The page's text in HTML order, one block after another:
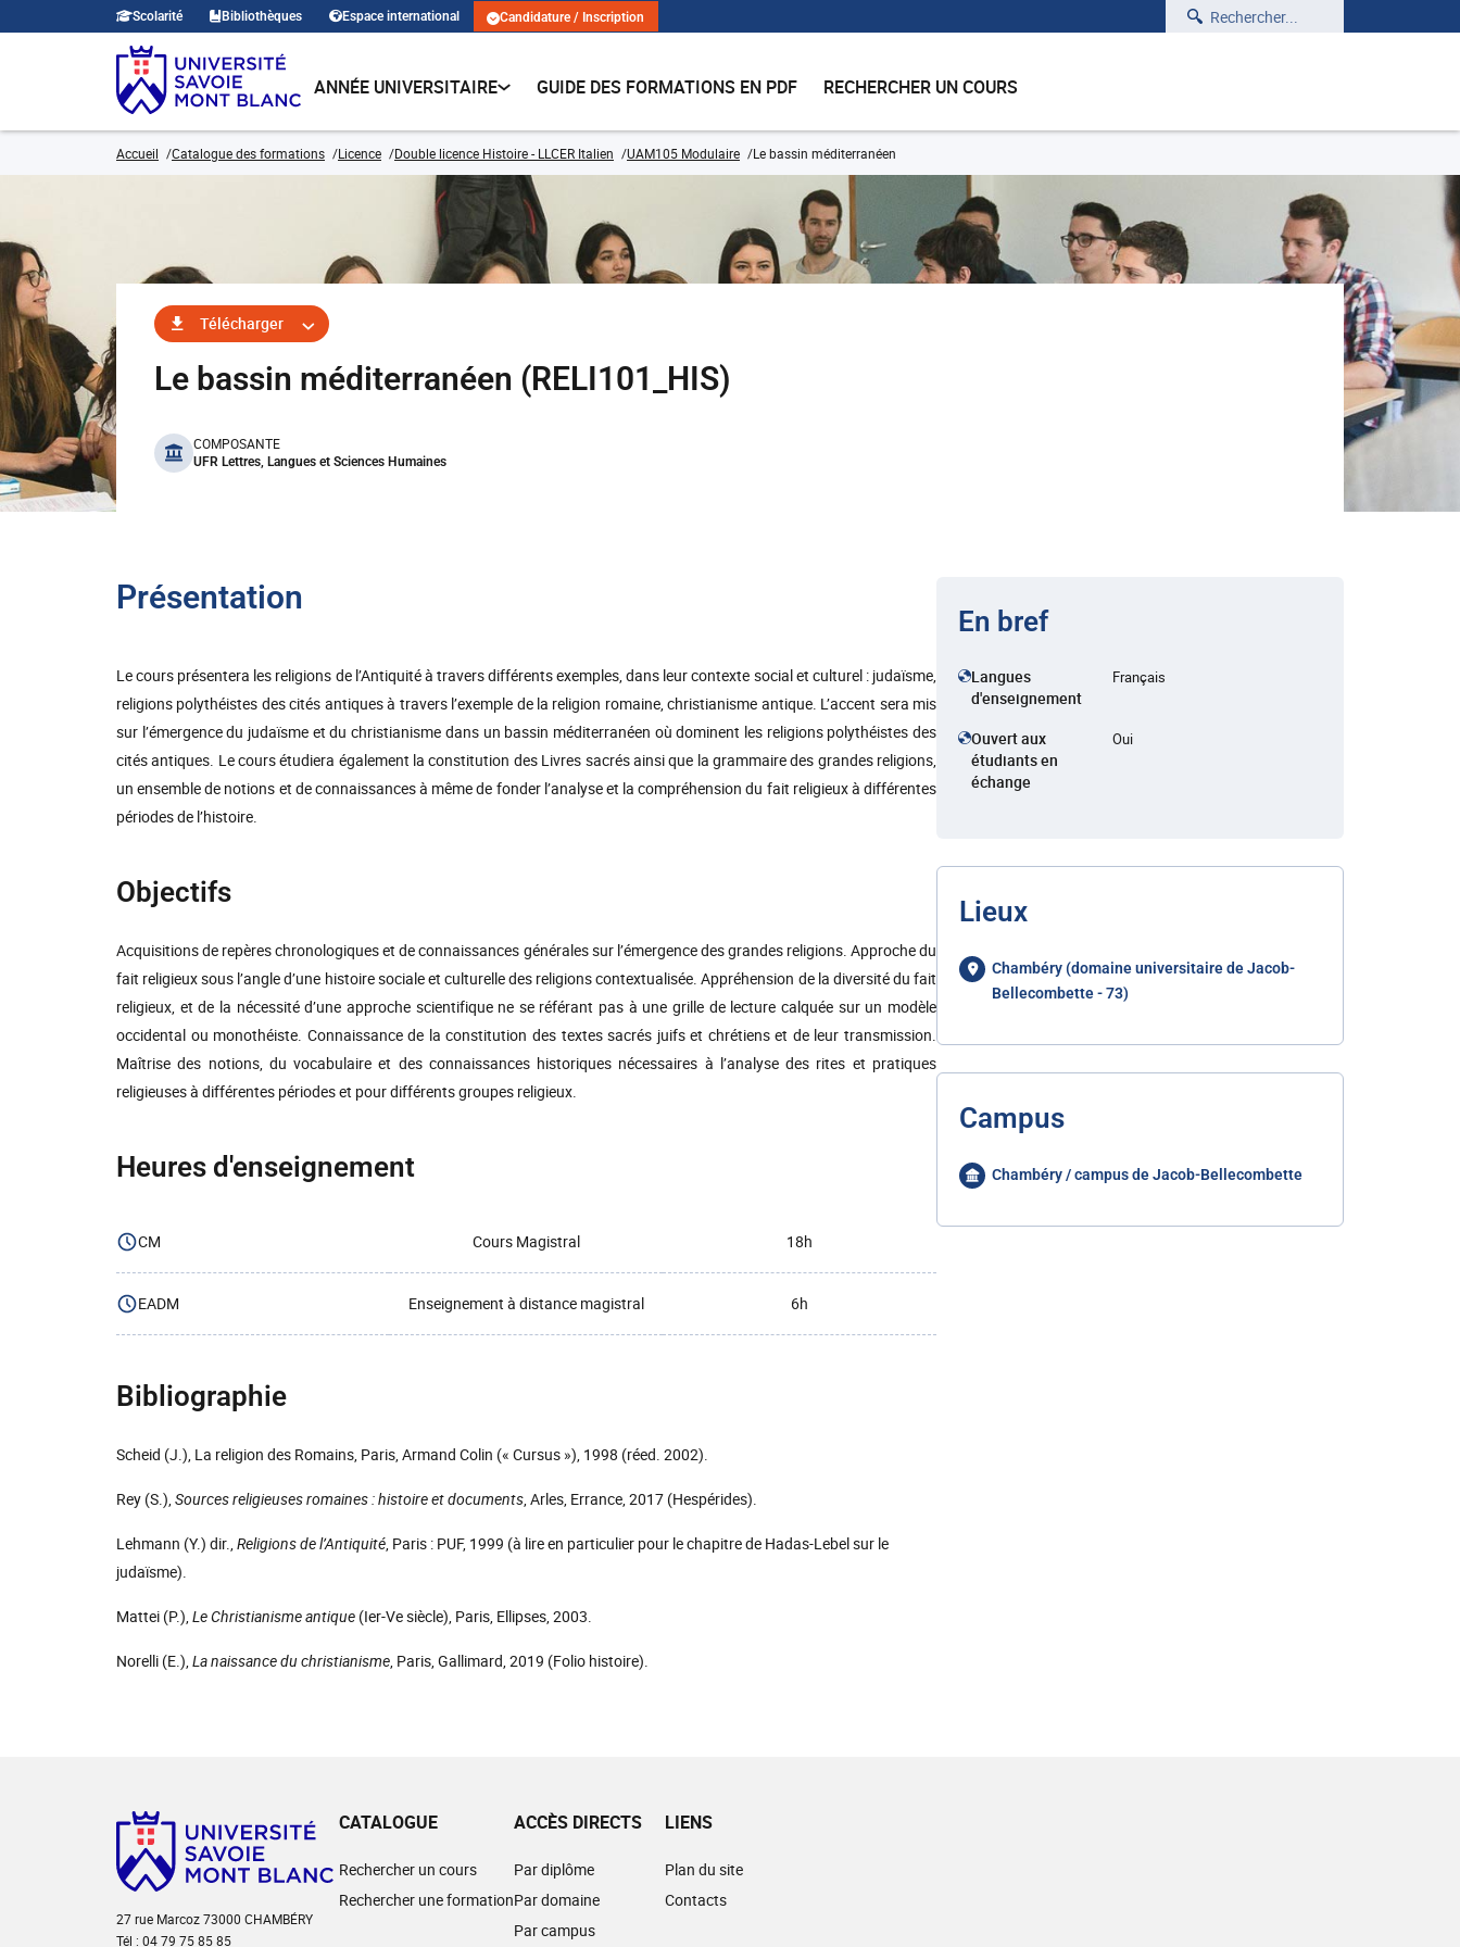
Scolarité Bibliothèques Espace international Candidature / Inscription Rechercher
ANNÉE UNIVERSITAIRE GUIDE DES FORMATIONS EN PDF RECHERCHER UN COURS
Accueil Catalogue des formations Licence Double licence Histoire - LLCER Italien UAM105 Modulaire Le bassin méditerranéen
Télécharger
Le bassin méditerranéen (RELI101_HIS)
benefits
COMPOSANTE
UFR Lettres, Langues et Sciences Humaines
Présentation
Le cours présentera les religions de l’Antiquité à travers différents exemples, dans leur contexte social et culturel : judaïsme,
religions polythéistes des cités antiques à travers l’exemple de la religion romaine, christianisme antique. L’accent sera mis
sur l’émergence du judaïsme et du christianisme dans un bassin méditerranéen où dominent les religions polythéistes des
cités antiques. Le cours étudiera également la constitution des Livres sacrés ainsi que la grammaire des grandes religions,
un ensemble de notions et de connaissances à même de fonder l’analyse et la compréhension du fait religieux à différentes
périodes de l’histoire.
Objectifs
Acquisitions de repères chronologiques et de connaissances générales sur l’émergence des grandes religions. Approche du
fait religieux sous l’angle d’une histoire sociale et culturelle des religions contextualisée. Appréhension de la diversité du fait
religieux, et de la nécessité d’une approche scientifique ne se référant pas à une grille de lecture calquée sur un modèle
occidental ou monothéiste. Connaissance de la constitution des textes sacrés juifs et chrétiens et de leur transmission.
Maîtrise des notions, du vocabulaire et des connaissances historiques nécessaires à l’analyse des rites et pratiques
religieuses à différentes périodes et pour différents groupes religieux.
Heures d'enseignement
CM Cours Magistral 18h
EADM Enseignement à distance magistral 6h
Bibliographie
Scheid (J.), La religion des Romains, Paris, Armand Colin (« Cursus »), 1998 (réed. 2002).
Rey (S.),Sources religieuses romaines : histoire et documents, Arles, Errance, 2017 (Hespérides).
Lehmann (Y.) dir.,Religions de l’Antiquité, Paris : PUF, 1999 (à lire en particulier pour le chapitre de Hadas-Lebel sur le
judaïsme).
Mattei (P.),Le Christianisme antique (Ier-Ve siècle), Paris, Ellipses, 2003.
Norelli (E.),La naissance du christianisme, Paris, Gallimard, 2019 (Folio histoire).
En bref
Langues
d'enseignement
Français
Ouvert aux
étudiants en
échange
Oui
Lieux
Chambéry (domaine universitaire de Jacob-
Bellecombette - 73)
Campus
Chambéry / campus de Jacob-Bellecombette
27 rue Marcoz 73000 CHAMBÉRY
Tél : 04 79 75 85 85
CATALOGUE
Rechercher un cours
Rechercher une formation
ACCÈS DIRECTS
Par diplôme
Par domaine
Par campus
LIENS
Plan du site
Contacts